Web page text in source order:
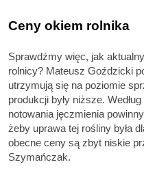
Ceny okiem rolnika
Sprawdźmy więc, jak
rolnicy? Mateusz Goździcki
utrzymują się na poziomie
produkcji były niższe.
notowania jęczmienia
żeby uprawa tej rośliny była
obecne ceny są zbyt niskie
Szymańczak.